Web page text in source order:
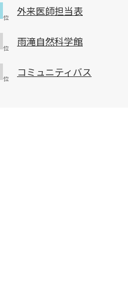
）(Wordファイル:21.1KB)
（記入例）(PDFファイル
号）(Wordファイル
号）（記入例）(PDFファ
所有者）（様式第43号の2
る所有者）（様式第43号
号）(PDFファイル:99.7KB)
外来医師担当表
雨滝自然科学館
コミュニティバス